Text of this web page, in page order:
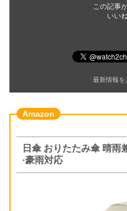
この記事
いい
最新情報を
日傘 おりたたみ傘 晴雨
·豪雨対応